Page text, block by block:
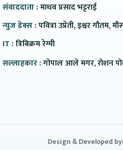
संवाददाता :माधव प्रसाद भट्टराई
न्युज डेक्स :पवित्रा उप्रेती, इश्वर गौतम,
IT :त्रिबिक्रम रेग्मी
सल्लाहकार :गोपाल आले मगर, रोशन
Design & Developed by